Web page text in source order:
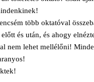
több oktatóval
és után, és ahogy
nem lehet mellélőni!